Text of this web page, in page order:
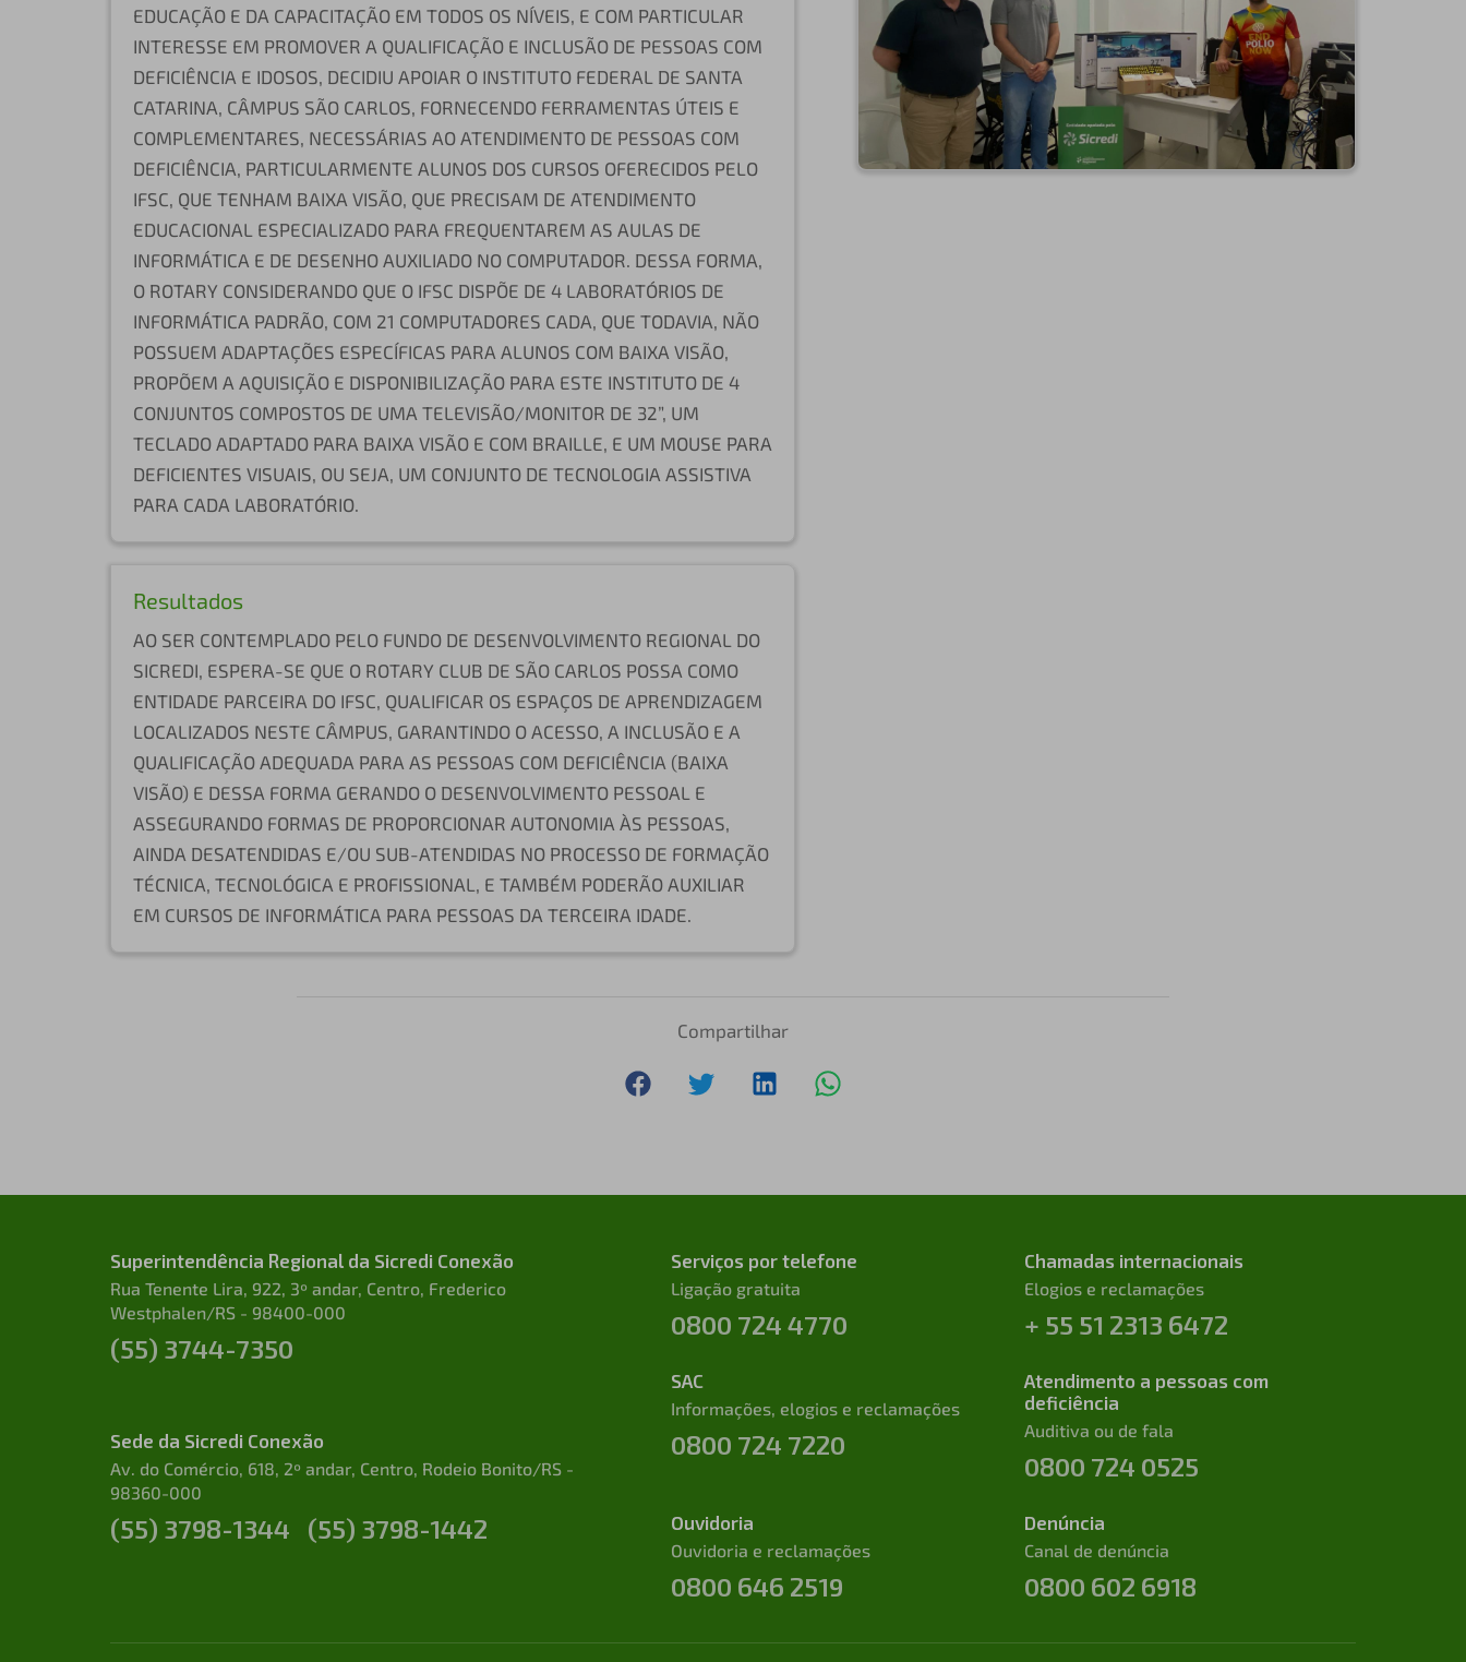
EDUCAÇÃO E DA CAPACITAÇÃO EM TODOS OS NÍVEIS, E COM PARTICULAR
INTERESSE EM PROMOVER A QUALIFICAÇÃO E INCLUSÃO DE PESSOAS COM
DEFICIÊNCIA E IDOSOS, DECIDIU APOIAR O INSTITUTO FEDERAL DE SANTA
CATARINA, CÂMPUS SÃO CARLOS, FORNECENDO FERRAMENTAS ÚTEIS E
COMPLEMENTARES, NECESSÁRIAS AO ATENDIMENTO DE PESSOAS COM
DEFICIÊNCIA, PARTICULARMENTE ALUNOS DOS CURSOS OFERECIDOS PELO
IFSC, QUE TENHAM BAIXA VISÃO, QUE PRECISAM DE ATENDIMENTO
EDUCACIONAL ESPECIALIZADO PARA FREQUENTAREM AS AULAS DE
INFORMÁTICA E DE DESENHO AUXILIADO NO COMPUTADOR. DESSA FORMA,
O ROTARY CONSIDERANDO QUE O IFSC DISPÕE DE 4 LABORATÓRIOS DE
INFORMÁTICA PADRÃO, COM 21 COMPUTADORES CADA, QUE TODAVIA, NÃO
POSSUEM ADAPTAÇÕES ESPECÍFICAS PARA ALUNOS COM BAIXA VISÃO,
PROPÕEM A AQUISIÇÃO E DISPONIBILIZAÇÃO PARA ESTE INSTITUTO DE 4
CONJUNTOS COMPOSTOS DE UMA TELEVISÃO/MONITOR DE 32”, UM
TECLADO ADAPTADO PARA BAIXA VISÃO E COM BRAILLE, E UM MOUSE PARA
DEFICIENTES VISUAIS, OU SEJA, UM CONJUNTO DE TECNOLOGIA ASSISTIVA
PARA CADA LABORATÓRIO.
Resultados
AO SER CONTEMPLADO PELO FUNDO DE DESENVOLVIMENTO REGIONAL DO
SICREDI, ESPERA-SE QUE O ROTARY CLUB DE SÃO CARLOS POSSA COMO
ENTIDADE PARCEIRA DO IFSC, QUALIFICAR OS ESPAÇOS DE APRENDIZAGEM
LOCALIZADOS NESTE CÂMPUS, GARANTINDO O ACESSO, A INCLUSÃO E A
QUALIFICAÇÃO ADEQUADA PARA AS PESSOAS COM DEFICIÊNCIA (BAIXA
VISÃO) E DESSA FORMA GERANDO O DESENVOLVIMENTO PESSOAL E
ASSEGURANDO FORMAS DE PROPORCIONAR AUTONOMIA ÀS PESSOAS,
AINDA DESATENDIDAS E/OU SUB-ATENDIDAS NO PROCESSO DE FORMAÇÃO
TÉCNICA, TECNOLÓGICA E PROFISSIONAL, E TAMBÉM PODERÃO AUXILIAR
EM CURSOS DE INFORMÁTICA PARA PESSOAS DA TERCEIRA IDADE.
Compartilhar
Superintendência Regional da Sicredi Conexão
Rua Tenente Lira, 922, 3º andar, Centro, Frederico
Westphalen/RS - 98400-000
(55) 3744-7350
Sede da Sicredi Conexão
Av. do Comércio, 618, 2º andar, Centro, Rodeio Bonito/RS -
98360-000
(55) 3798-1344 (55) 3798-1442
Serviços por telefone
Ligação gratuita
0800 724 4770
Chamadas internacionais
Elogios e reclamações
+ 55 51 2313 6472
SAC
Informações, elogios e reclamações
0800 724 7220
Atendimento a pessoas com
deficiência
Auditiva ou de fala
0800 724 0525
Ouvidoria
Ouvidoria e reclamações
0800 646 2519
Denúncia
Canal de denúncia
0800 602 6918